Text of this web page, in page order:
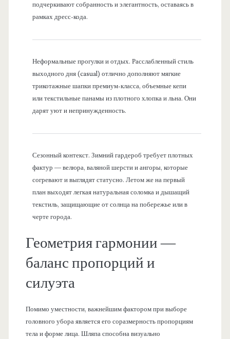
подчеркивают собранность и элегантность, оставаясь в
рамках дресс-кода.
Неформальные прогулки и отдых. Расслабленный стиль
выходного дня (casual) отлично дополняют мягкие
трикотажные шапки премиум-класса, объемные кепи
или текстильные панамы из плотного хлопка и льна. Они
дарят уют и непринужденность.
Сезонный контекст. Зимний гардероб требует плотных
фактур — велюра, валяной шерсти и ангоры, которые
согревают и выглядят статусно. Летом же на первый
план выходят легкая натуральная соломка и дышащий
текстиль, защищающие от солнца на побережье или в
черте города.
Геометрия гармонии —
баланс пропорций и
силуэта
Помимо уместности, важнейшим фактором при выборе
головного убора является его соразмерность пропорциям
тела и форме лица. Шляпа способна визуально